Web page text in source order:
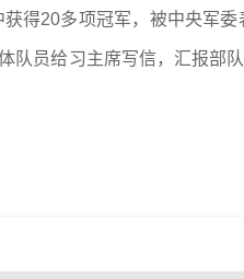
得20多项冠军，被中央军委
员给习主席写信，汇报部